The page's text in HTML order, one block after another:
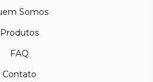
Somos
Produtos
FAQ
Contato